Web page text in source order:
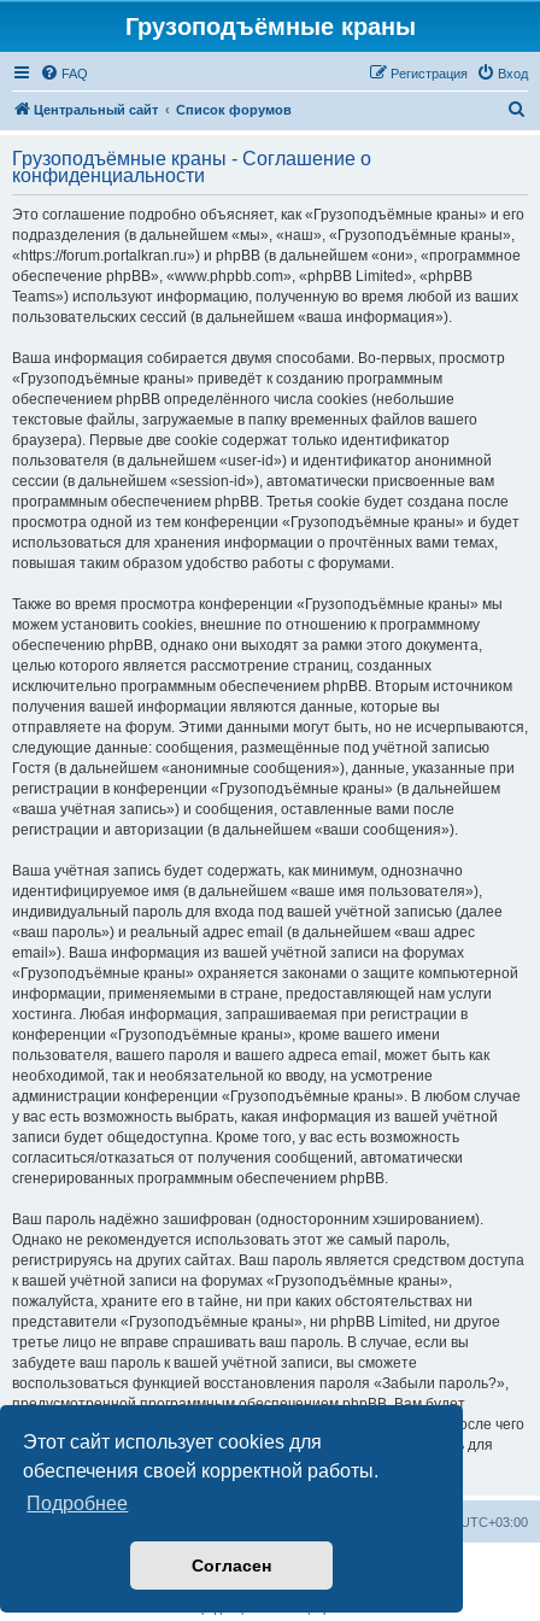
Этот сайт использует cookies для
обеспечения своей корректной работы.
Подробнее
Согласен
Грузоподъёмные краны
FAQ Вход
Регистрация
Центральный сайт Список форумов
с
Грузоподъёмные краны - Соглашение о
конфиденциальности
Это соглашение подробно объясняет, как «Грузоподъёмные краны» и его
подразделения (в дальнейшем «мы», «наш», «Грузоподъёмные краны»,
«https://forum.portalkran.ru») и phpBB (в дальнейшем «они», «программное
обеспечение phpBB», «www.phpbb.com», «phpBB Limited», «phpBB
Teams») используют информацию, полученную во время любой из ваших
пользовательских сессий (в дальнейшем «ваша информация»).
Ваша информация собирается двумя способами. Во-первых, просмотр
«Грузоподъёмные краны» приведёт к созданию программным
обеспечением phpBB определённого числа cookies (небольшие
текстовые файлы, загружаемые в папку временных файлов вашего
браузера). Первые две cookie содержат только идентификатор
пользователя (в дальнейшем «user-id») и идентификатор анонимной
сессии (в дальнейшем «session-id»), автоматически присвоенные вам
программным обеспечением phpBB. Третья cookie будет создана после
просмотра одной из тем конференции «Грузоподъёмные краны» и будет
использоваться для хранения информации о прочтённых вами темах,
повышая таким образом удобство работы с форумами.
Также во время просмотра конференции «Грузоподъёмные краны» мы
можем установить cookies, внешние по отношению к программному
обеспечению phpBB, однако они выходят за рамки этого документа,
целью которого является рассмотрение страниц, созданных
исключительно программным обеспечением phpBB. Вторым источником
получения вашей информации являются данные, которые вы
отправляете на форум. Этими данными могут быть, но не исчерпываются,
следующие данные: сообщения, размещённые под учётной записью
Гостя (в дальнейшем «анонимные сообщения»), данные, указанные при
регистрации в конференции «Грузоподъёмные краны» (в дальнейшем
«ваша учётная запись») и сообщения, оставленные вами после
регистрации и авторизации (в дальнейшем «ваши сообщения»).
Ваша учётная запись будет содержать, как минимум, однозначно
идентифицируемое имя (в дальнейшем «ваше имя пользователя»),
индивидуальный пароль для входа под вашей учётной записью (далее
«ваш пароль») и реальный адрес email (в дальнейшем «ваш адрес
email»). Ваша информация из вашей учётной записи на форумах
«Грузоподъёмные краны» охраняется законами о защите компьютерной
информации, применяемыми в стране, предоставляющей нам услуги
хостинга. Любая информация, запрашиваемая при регистрации в
конференции «Грузоподъёмные краны», кроме вашего имени
пользователя, вашего пароля и вашего адреса email, может быть как
необходимой, так и необязательной ко вводу, на усмотрение
администрации конференции «Грузоподъёмные краны». В любом случае
у вас есть возможность выбрать, какая информация из вашей учётной
записи будет общедоступна. Кроме того, у вас есть возможность
согласиться/отказаться от получения сообщений, автоматически
сгенерированных программным обеспечением phpBB.
Ваш пароль надёжно зашифрован (односторонним хэшированием).
Однако не рекомендуется использовать этот же самый пароль,
регистрируясь на других сайтах. Ваш пароль является средством доступа
к вашей учётной записи на форумах «Грузоподъёмные краны»,
пожалуйста, храните его в тайне, ни при каких обстоятельствах ни
представители «Грузоподъёмные краны», ни phpBB Limited, ни другое
третье лицо не вправе спрашивать ваш пароль. В случае, если вы
забудете ваш пароль к вашей учётной записи, вы сможете
воспользоваться функцией восстановления пароля «Забыли пароль?»,
предусмотренной программным обеспечением phpBB. Вам будет
необходимо ввести ваше имя пользователя и ваш адрес email, после чего
программное обеспечение phpBB сгенерирует вам новый пароль для
вашей учётной записи.
UTC+03:00
Создано на основеphpBB® Forum Software © phpBB Limited
Русская поддержка phpBB